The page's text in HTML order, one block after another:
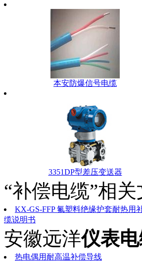
本安防爆信号电缆
3351DP型差压变送器
“补偿电缆”相
KX-GS-FFP 氟塑料绝缘护套耐热用
缆说明书
安徽远洋仪表
热电偶用耐高温补偿导线